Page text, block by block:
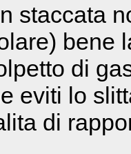
staccata
bene
di
eviti lo
di